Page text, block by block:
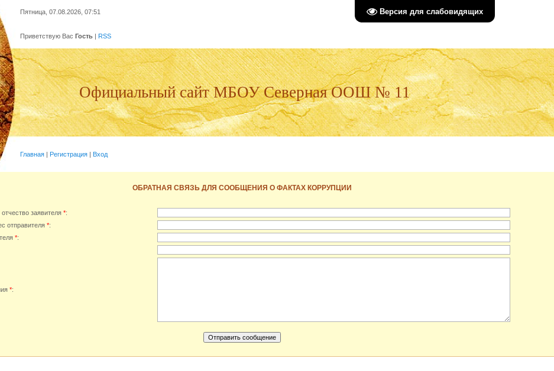
Версия для слабовидящих
Пятница, 07.08.2026, 07:51
Приветствую Вас Гость | RSS
Официальный сайт МБОУ Северная ООШ № 11
Главная | Регистрация | Вход
ОБРАТНАЯ СВЯЗЬ ДЛЯ СООБЩЕНИЯ О ФАКТАХ КОРРУПЦИИ
заявителя *:
отправителя *:
*:
*: